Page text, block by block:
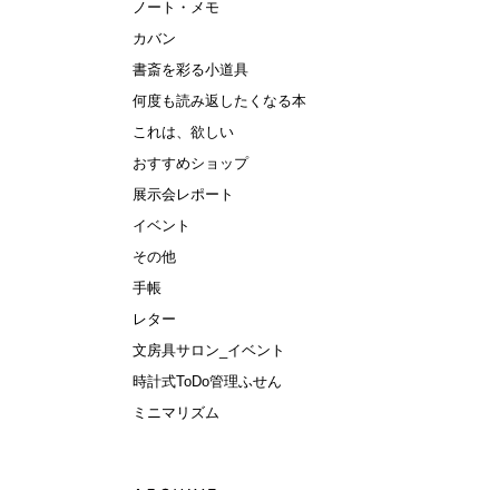
ノート・メモ
カバン
書斎を彩る小道具
何度も読み返したくなる本
これは、欲しい
おすすめショップ
展示会レポート
イベント
その他
手帳
レター
文房具サロン_イベント
時計式ToDo管理ふせん
ミニマリズム